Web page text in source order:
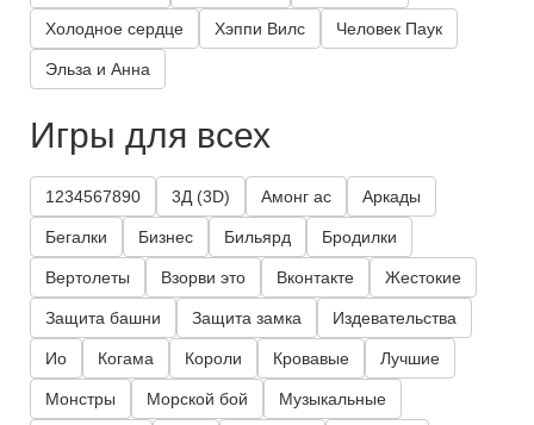
Холодное сердце Хэппи Вилс Человек Паук
Эльза и Анна
Игры для всех
1234567890 3Д (3D) Амонг ас Аркады
Бегалки Бизнес Бильярд Бродилки
Вертолеты Взорви это Вконтакте Жестокие
Защита башни Защита замка Издевательства
Ио Когама Короли Кровавые Лучшие
Монстры Морской бой Музыкальные